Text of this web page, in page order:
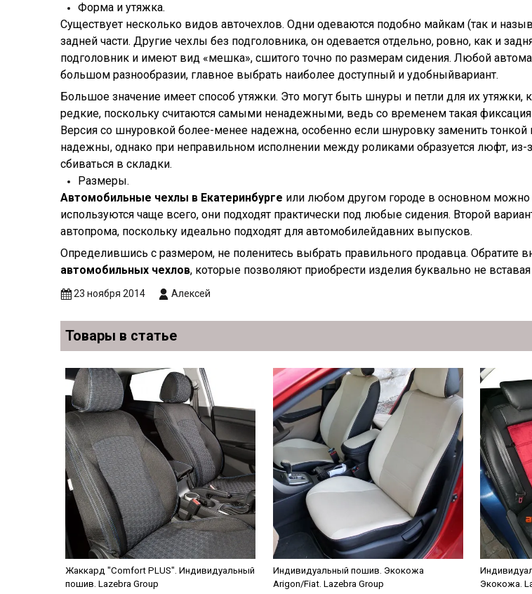
Форма и утяжка.
Существует несколько видов авточехлов. Одни одеваются подобно майкам (так и
задней части. Другие чехлы без подголовника, он одевается отдельно, ровно, как и
подголовник и имеют вид «мешка», сшитого точно по размерам сидения. Любой
большом разнообразии, главное выбрать наиболее доступный и удобныйвариант.
Большое значение имеет способ утяжки. Это могут быть шнуры и петли для их
редкие, поскольку считаются самыми ненадежными, ведь со временем такая
Версия со шнуровкой более-менее надежна, особенно если шнуровку заменить
надежны, однако при неправильном исполнении между роликами образуется люфт, из-
сбиваться в складки.
Размеры.
Автомобильные чехлы в Екатеринбурге или любом другом городе в основном можно
используются чаще всего, они подходят практически под любые сидения. Второй
автопрома, поскольку идеально подходят для автомобилейдавних выпусков.
Определившись с размером, не поленитесь выбрать правильного продавца. Обратите
автомобильных чехлов, которые позволяют приобрести изделия буквально не
23 ноября 2014 Алексей
Товары в статье
Жаккард "Comfort PLUS". Индивидуальный
пошив. Lazebra Group
Индивидуальный пошив. Экокожа
Arigon/Fiat. Lazebra Group
Экокожа.